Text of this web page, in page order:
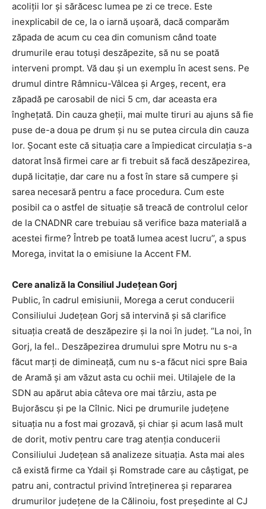
acoliții lor și sărăcesc lumea pe zi ce trece. Este
inexplicabil de ce, la o iarnă ușoară, dacă comparăm
zăpada de acum cu cea din comunism când toate
drumurile erau totuși deszăpezite, să nu se poată
interveni prompt. Vă dau și un exemplu în acest sens. Pe
drumul dintre Râmnicu-Vâlcea și Argeș, recent, era
zăpadă pe carosabil de nici 5 cm, dar aceasta era
înghețată. Din cauza gheții, mai multe tiruri au ajuns să fie
puse de-a doua pe drum și nu se putea circula din cauza
lor. Șocant este că situația care a împiedicat circulația s-a
datorat însă firmei care ar fi trebuit să facă deszăpezirea,
după licitație, dar care nu a fost în stare să cumpere și
sarea necesară pentru a face procedura. Cum este
posibil ca o astfel de situație să treacă de controlul celor
de la CNADNR care trebuiau să verifice baza materială a
acestei firme? Întreb pe toată lumea acest lucru’’, a spus
Morega, invitat la o emisiune la Accent FM.
Cere analiză la Consiliul Județean Gorj
Public, în cadrul emisiunii, Morega a cerut conducerii
Consiliului Județean Gorj să intervină și să clarifice
situația creată de deszăpezire și la noi în județ. “La noi, în
Gorj, la fel.. Deszăpezirea drumului spre Motru nu s-a
făcut marți de dimineață, cum nu s-a făcut nici spre Baia
de Aramă și am văzut asta cu ochii mei. Utilajele de la
SDN au apărut abia câteva ore mai târziu, asta pe
Bujorăscu și pe la Cîlnic. Nici pe drumurile județene
situația nu a fost mai grozavă, și chiar și acum lasă mult
de dorit, motiv pentru care trag atenția conducerii
Consiliului Județean să analizeze situația. Asta mai ales
că există firme ca Ydail și Romstrade care au câștigat, pe
patru ani, contractul privind întreținerea și repararea
drumurilor județene de la Călinoiu, fost președinte al CJ